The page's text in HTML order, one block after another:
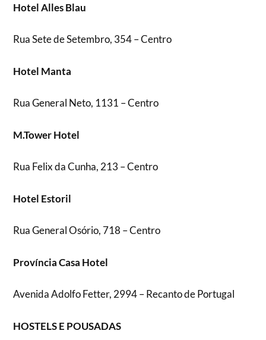
Hotel Alles Blau
Rua Sete de Setembro, 354 – Centro
Hotel Manta
Rua General Neto, 1131 – Centro
M.Tower Hotel
Rua Felix da Cunha, 213 – Centro
Hotel Estoril
Rua General Osório, 718 – Centro
Província Casa Hotel
Avenida Adolfo Fetter, 2994 – Recanto de Portugal
HOSTELS E POUSADAS